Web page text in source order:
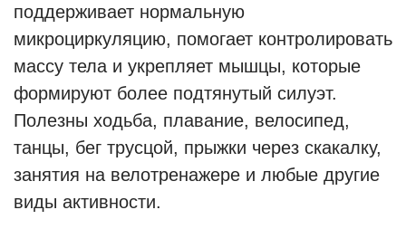
поддерживает нормальную
микроциркуляцию, помогает контролировать
массу тела и укрепляет мышцы, которые
формируют более подтянутый силуэт.
Полезны ходьба, плавание, велосипед,
танцы, бег трусцой, прыжки через скакалку,
занятия на велотренажере и любые другие
виды активности.